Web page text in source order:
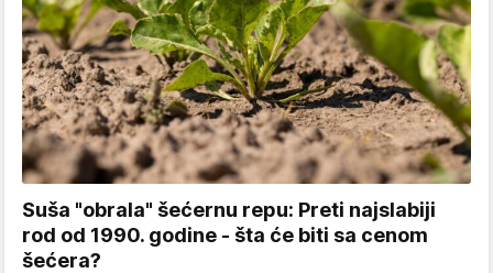
Suša "obrala" šećernu repu: Preti najslabiji
rod od 1990. godine - šta će biti sa cenom
šećera?